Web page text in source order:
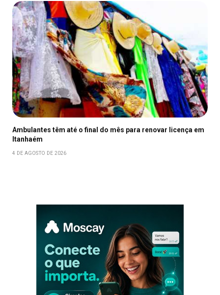
Ambulantes têm até o final do mês para renovar licença em
Itanhaém
4 DE AGOSTO DE 2026